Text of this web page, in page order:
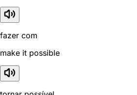
fazer com
make it possible